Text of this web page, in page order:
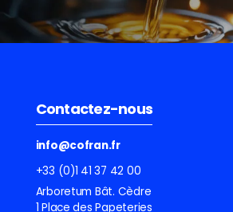
Contactez-nous
info@cofran.fr
+33 (0)1 41 37 42 00
Arboretum Bât. Cèdre
1 Place des Papeteries